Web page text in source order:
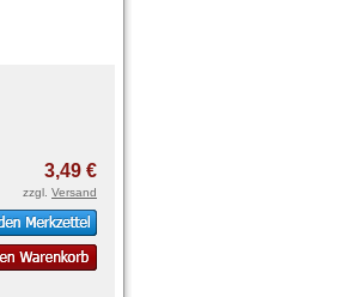
3,49 €
zzgl. Versand